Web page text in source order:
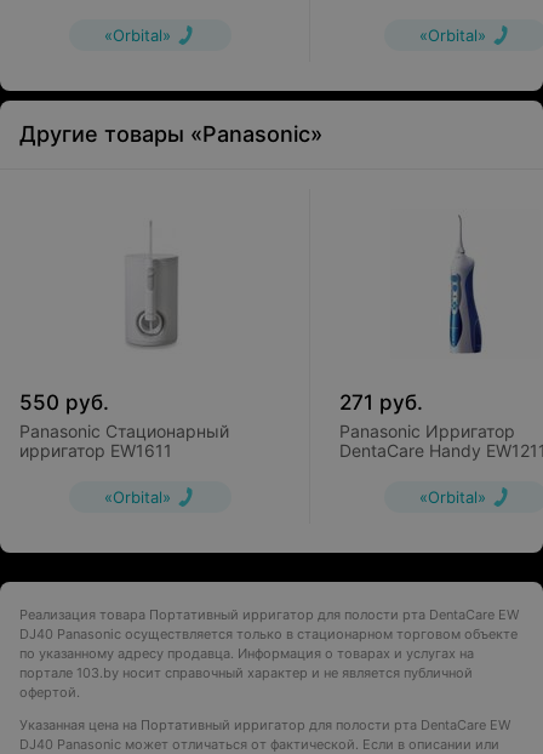
«Orbital» «Orbital»
Другие товары «Panasonic»
550 руб.
Panasonic Стационарный
ирригатор EW1611
«Orbital»
271 руб.
Panasonic Ирригатор
DentaCare Handy
«Orbital»
Реализация товара Портативный ирригатор для полости рта DentaCare EW
DJ40 Panasonic осуществляется только в стационарном торговом объекте
по указанному адресу продавца. Информация о товарах и услугах на
портале 103.by носит справочный характер и не является публичной
офертой.
Указанная цена на Портативный ирригатор для полости рта DentaCare EW
DJ40 Panasonic может отличаться от фактической. Если в описании или